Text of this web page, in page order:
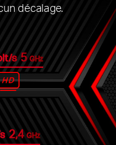
décalage.
5GHz
s
2,4 GHz